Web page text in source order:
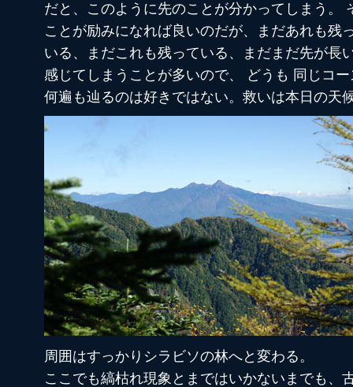
だと、このように先のことが分かってしまう。
ことが励みになれば良いのだが、まだあれも残
いる、まだこれも残っている、まだまだ先が長
感じてしまうことが多いので、 どうも 同じコー
何遍も辿るのは好きではない。救いは本日の天
周囲はすっかりシラビソの林へと変わる。
ここでも縞枯れ現象とまではいかないまでも、